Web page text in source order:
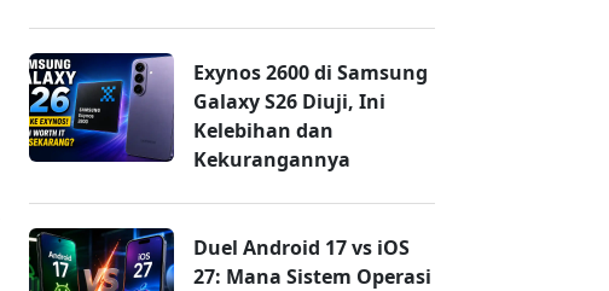
Exynos 2600 di Samsung
Galaxy S26 Diuji, Ini
Kelebihan dan
Kekurangannya
Duel Android 17 vs iOS
27: Mana Sistem Operasi